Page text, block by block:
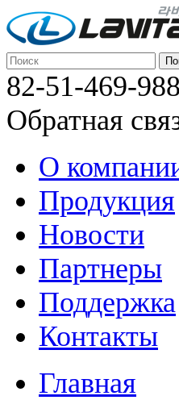
82-51-469-
Обратная
О
Продукция
Новости
Партнеры
Поддержка
Контакты
Главная